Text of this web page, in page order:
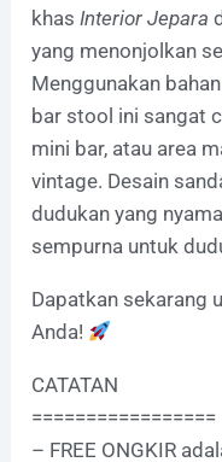
khasInterior Jepara
yang menonjolkan
Menggunakan
bar stool ini sangat
mini bar, atau area
vintage. Desain
dudukan yang
sempurna untuk
Dapatkan sekarang
Anda!
CATATAN
=================
– FREE ONGKIR